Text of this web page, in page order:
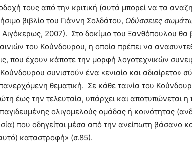
τους από την κριτική (αυτά μπορεί να τα
βιβλίο του Γιάννη Σολδάτου, Οδύσσειες
2007). Στο δοκίμιο του Ξανθόπουλου θα
του Κούνδουρου, η οποία πρέπει να
που έχουν κάποτε την μορφή λογοτεχνικών
συνιστούν ένα «ενιαίο και αδιαίρετο»
θεματική. Σε κάθε ταινία του
έως την τελευταία, υπάρχει και αποτυπώνεται η
ολιγομελούς ομάδας ή κοινότητας
που οδηγείται μέσα από την ανείπωτη βάσανο
καταστροφή» (σ.85).